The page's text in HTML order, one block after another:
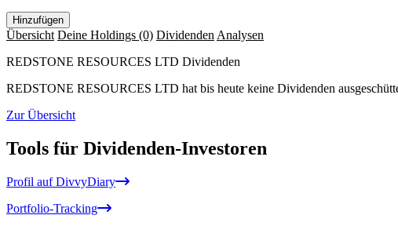
Hinzufügen
Übersicht Deine Holdings (0) Dividenden Analysen
REDSTONE RESOURCES LTD Dividenden
REDSTONE RESOURCES LTD hat bis heute keine Dividenden
Zur Übersicht
Tools für Dividenden-Investoren
Profil auf DivvyDiary
Portfolio-Tracking